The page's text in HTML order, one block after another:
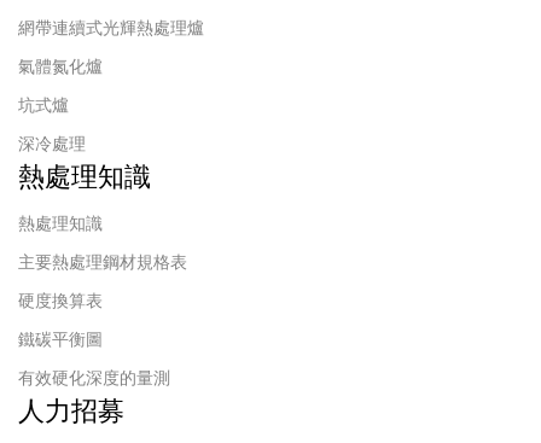
網帶連續式光輝熱處理爐
氣體氮化爐
坑式爐
深冷處理
熱處理知識
熱處理知識
主要熱處理鋼材規格表
硬度換算表
鐵碳平衡圖
有效硬化深度的量測
人力招募